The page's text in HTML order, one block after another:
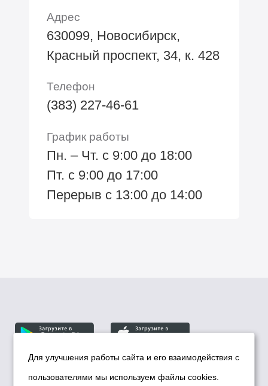
Адрес
630099, Новосибирск,
Красный проспект, 34, к. 428
Телефон
(383) 227-46-61
График работы
Пн. – Чт. с 9:00 до 18:00
Пт. с 9:00 до 17:00
Перерыв с 13:00 до 14:00
© Департамент информационной политики мэрии
Для улучшения работы сайта и его взаимодействия с
пользователями мы используем файлы cookies.